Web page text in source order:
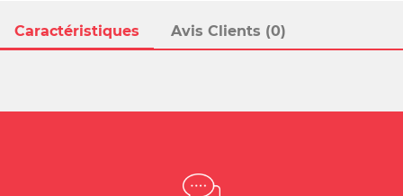
Caractéristiques Avis Clients (0)